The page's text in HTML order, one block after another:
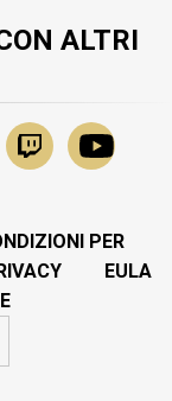
ALTRI
PER
EULA